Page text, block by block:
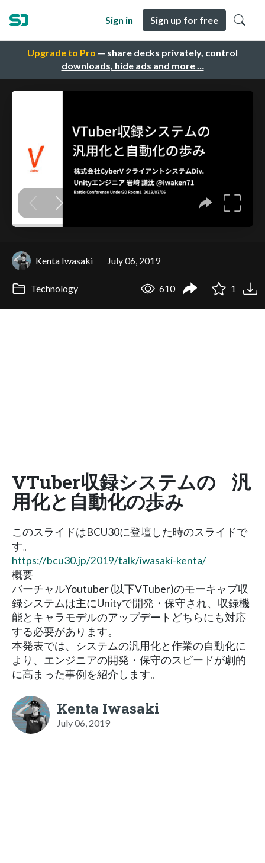
Upgrade to Pro — share decks privately, control
downloads, hide ads and more …
Sign in Sign up for free
Kenta Iwasaki July 06, 2019
Technology 610 1
VTuber収録システムの 汎
用化と自動化の歩み
このスライドはBCU30に登壇した時のスライドで
す。
https://bcu30.jp/2019/talk/iwasaki-kenta/
概要
バーチャルYoutuber (以下VTuber)のモーキャプ収
録システムは主にUnityで開発・保守され、収録機
能とキャラモデルのアップデートどちらにも対応
する必要があります。
本発表では、システムの汎用化と作業の自動化に
より、エンジニアの開発・保守のスピードが劇的
に高まった事例を紹介します。
Kenta Iwasaki
July 06, 2019